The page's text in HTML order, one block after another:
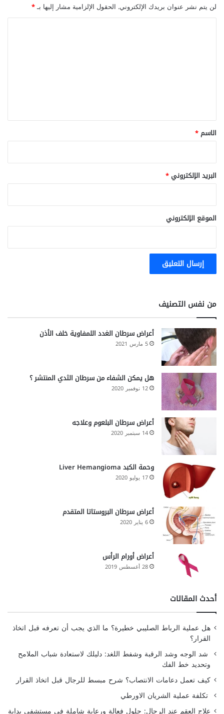
لن يتم نشر عنوان بريدك الإلكتروني. الحقول الإلزامية مشار إليها بـ*
*
الاسم*
البريد الإلكتروني*
الموقع الإلكتروني
من نفس التصنيف
أعراض سرطان الغدد اللمفاوية خلف الأذن
5 مارس 2021
هل يمكن الشفاء من سرطان الثدي المنتشر ؟
12 نوفمبر 2020
أعراض سرطان البلعوم وعلاجه
14 سبتمبر 2020
وحمة الكبد Liver Hemangioma
17 يوليو 2020
أعراض سرطان البروستاتا المتقدم
6 يناير 2020
أعراض أورام الرأس
28 أغسطس 2019
أحدث المقالات
هل عملية الرباط الصليبي خطيرة؟ ما الذي يجب أن تعرفه قبل اتخاذ
القرار؟
شد الوجه وشد الرقبة وشفط اللغد: دليلك لاستعادة شباب الملامح
وتحديد خط الفك
كيف تعمل دعامات الانتصاب؟ شرح مبسط للرجال قبل اتخاذ القرار
تكلفة عملية الشريان الاورطي
علاج العقم عند الرجال: حلول فعالة ورعاية شاملة في مستشفى بداية